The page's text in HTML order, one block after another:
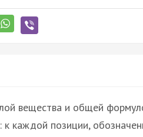
вещества и общей
каждой позиции,